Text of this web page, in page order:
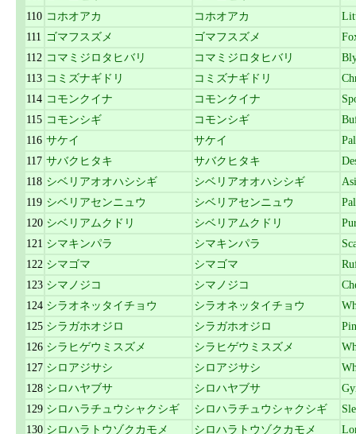
110 コホオアカ コホオアカ
111
ゴマフスズメ ゴマフスズメ
112 コマミジロタヒバリ コマミジロタヒバリ
113 コミズナギドリ コミズナギドリ
114 コモンクイナ コモンクイナ
115 コモンシギ コモンシギ
116 サケイ サケイ
117 サバクヒタキ サバクヒタキ
118 シベリアオオハシシギ シベリアオオハシシギ
119 シベリアセンニュウ シベリアセンニュウ
120 シベリアムクドリ シベリアムクドリ
121 シマキンパラ シマキンパラ
122 シマゴマ シマゴマ
123 シマノジコ シマノジコ
124 シラオネッタイチョウ シラオネッタイチョウ
125 シラガホオジロ シラガホオジロ
126 シラヒゲウミスズメ シラヒゲウミスズメ
127 シロアジサシ シロアジサシ
128 シロハヤブサ シロハヤブサ
129 シロハラチュウシャクシギ シロハラチュウシャクシギ
130 シロハラトウゾクカモメ シロハラトウゾクカモメ